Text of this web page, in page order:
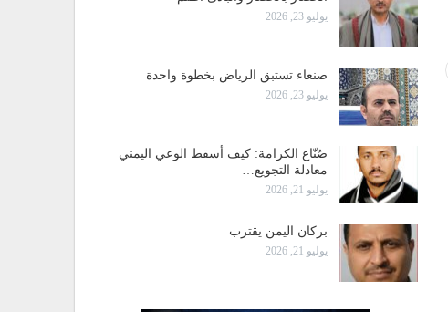
يوليو 23, 2026
صنعاء تستبق الرياض بخطوة واحدة
يوليو 23, 2026
صُنّاع الكرامة: كيف أسقط الوعي اليمني
معادلة التجويع…
يوليو 21, 2026
بركان اليمن يقترب
يوليو 21, 2026